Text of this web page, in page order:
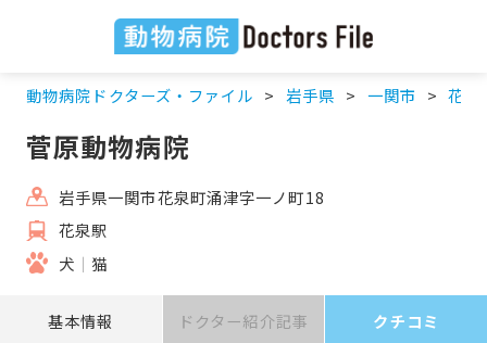
動物病院ドクターズ・ファイル 岩手県 一関市 花泉
菅原動物病院
岩手県一関市花泉町涌津字一ノ町18
花泉駅
犬
猫
基本情報 ドクター紹介記事 クチコミ